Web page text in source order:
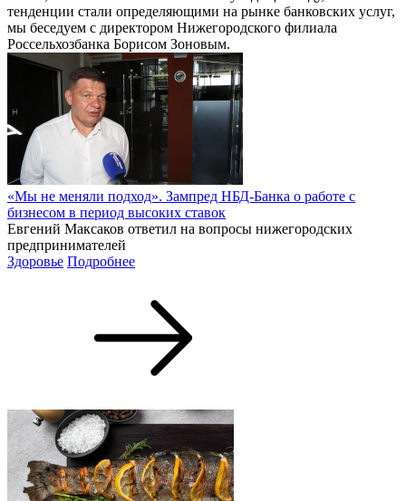
тенденции стали определяющими на рынке банковских услуг,
мы беседуем с директором Нижегородского филиала
Россельхозбанка Борисом Зоновым.
«Мы не меняли подход». Зампред НБД-Банка о работе с
бизнесом в период высоких ставок
Евгений Максаков ответил на вопросы нижегородских
предпринимателей
Здоровье Подробнее